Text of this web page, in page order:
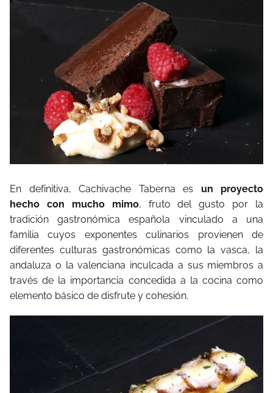
En definitiva, Cachivache Taberna es un proyecto
hecho con mucho mimo, fruto del gusto por la
tradición gastronómica española vinculado a una
familia cuyos exponentes culinarios provienen de
diferentes culturas gastronómicas como la vasca, la
andaluza o la valenciana inculcada a sus miembros a
través de la importancia concedida a la cocina como
elemento básico de disfrute y cohesión.